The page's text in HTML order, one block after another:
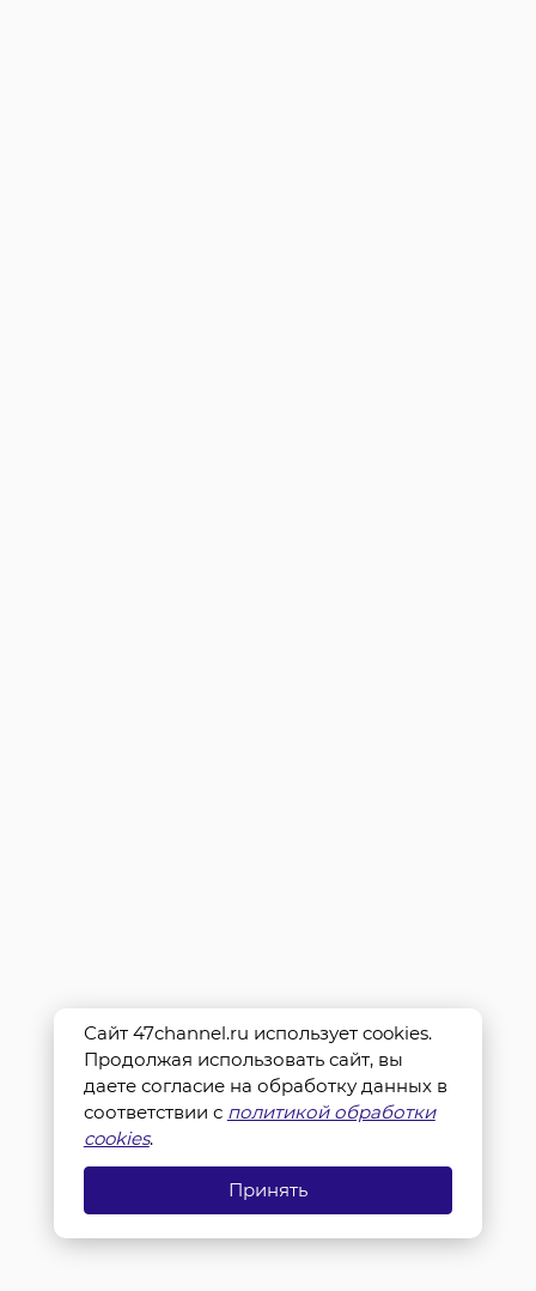
Сайт 47channel.ru использует cookies.
Продолжая использовать сайт, вы
даете согласие на обработку данных в
соответствии с политикой обработки
cookies.
Принять